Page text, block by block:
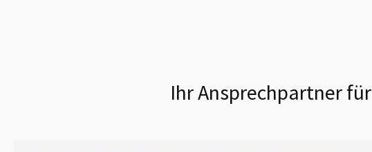
Ihr Ansprechpartner für